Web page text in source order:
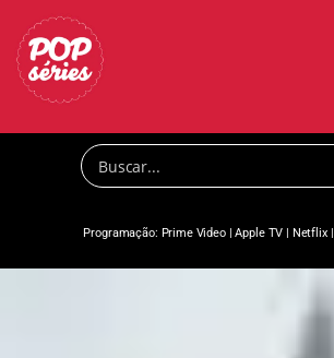
Programação: Prime Video|Apple TV | Netflix